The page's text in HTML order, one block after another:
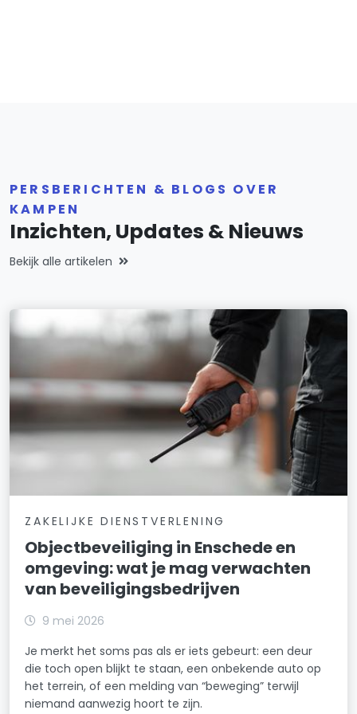
PERSBERICHTEN & BLOGS OVER
KAMPEN
Inzichten, Updates & Nieuws
Bekijk alle artikelen
ZAKELIJKE DIENSTVERLENING
Objectbeveiliging in Enschede en
omgeving: wat je mag verwachten
van beveiligingsbedrijven
9 mei 2026
Je merkt het soms pas als er iets gebeurt: een deur
die toch open blijkt te staan, een onbekende auto op
het terrein, of een melding van “beweging” terwijl
niemand aanwezig hoort te zijn.